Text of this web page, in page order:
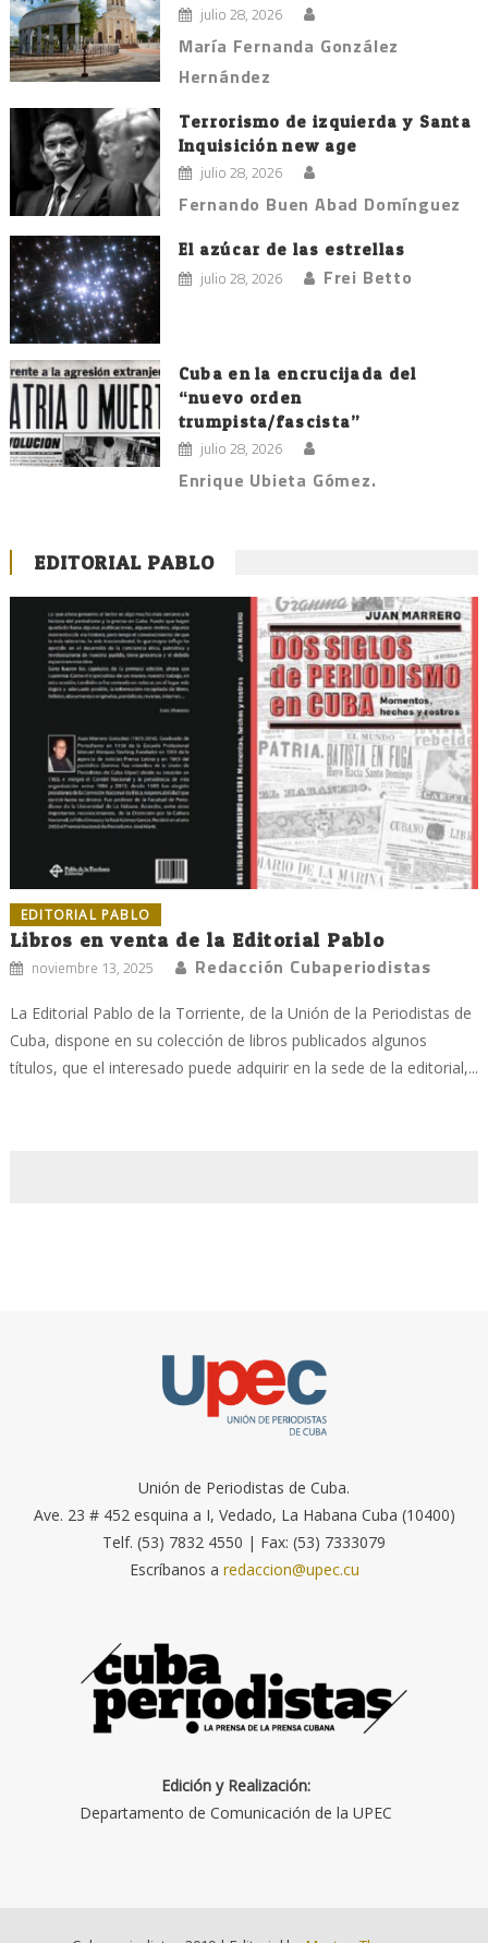
julio 28, 2026
María Fernanda González
Hernández
Terrorismo de izquierda y Santa
Inquisición new age
julio 28, 2026
Fernando Buen Abad Domínguez
El azúcar de las estrellas
julio 28, 2026 Frei Betto
Cuba en la encrucijada del
“nuevo orden
trumpista/fascista”
julio 28, 2026
Enrique Ubieta Gómez.
EDITORIAL PABLO
EDITORIAL PABLO
Libros en venta de la Editorial Pablo
noviembre 13, 2025 Redacción Cubaperiodistas
La Editorial Pablo de la Torriente, de la Unión de la Periodistas de
Cuba, dispone en su colección de libros publicados algunos
títulos, que el interesado puede adquirir en la sede de la editorial,...
Unión de Periodistas de Cuba.
Ave. 23 # 452 esquina a I, Vedado, La Habana Cuba (10400)
Telf. (53) 7832 4550 | Fax: (53) 7333079
Escríbanos a redaccion@upec.cu
Edición y Realización:
Departamento de Comunicación de la UPEC